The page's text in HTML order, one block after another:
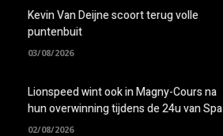
Kevin Van Deijne scoort terug volle
puntenbuit
03/08/2026
Lionspeed wint ook in Magny-Cours na
hun overwinning tijdens de 24u van Spa
02/08/2026